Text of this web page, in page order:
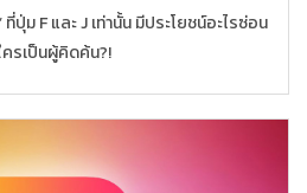
ปุ่ม F และ J เท่านั้น มีประโยชน์อะไรซ่อน
ครเป็นผู้คิดค้น?!